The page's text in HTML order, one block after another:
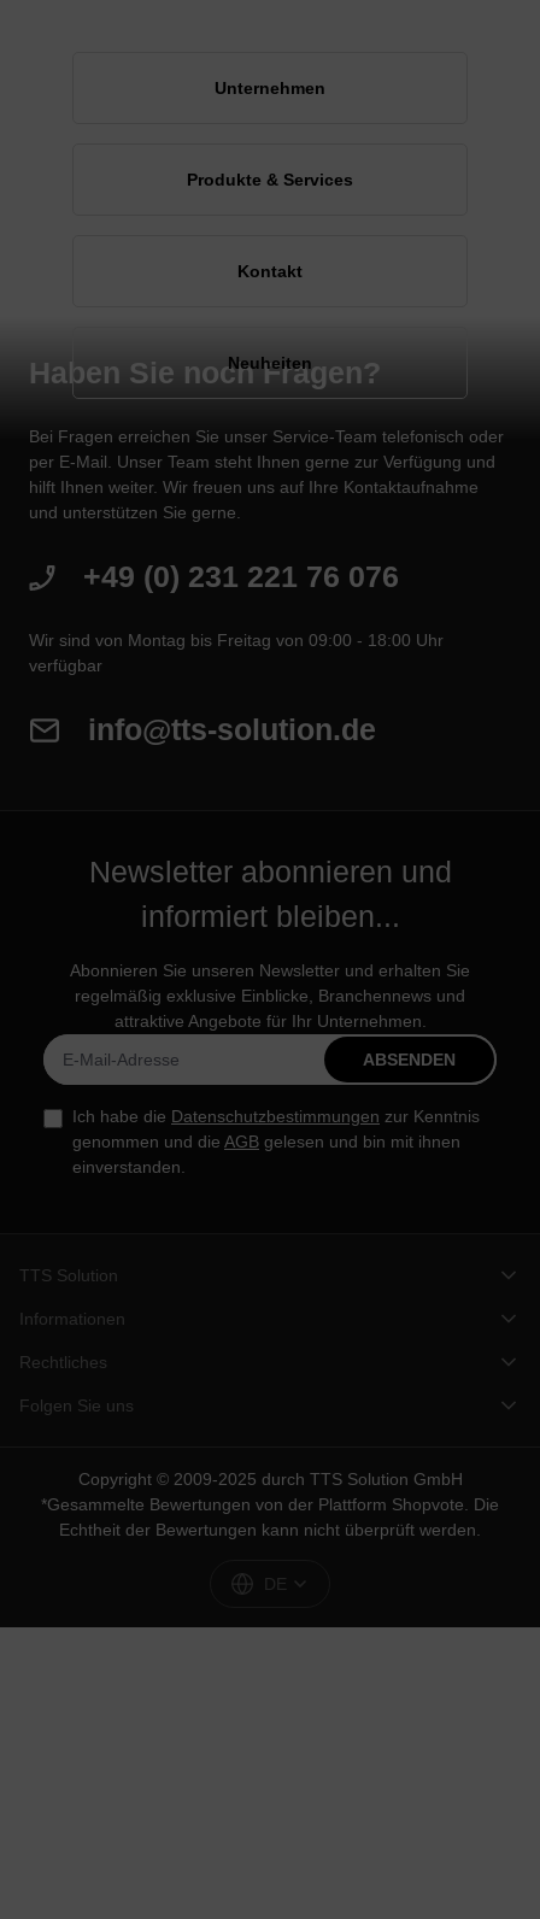
Unternehmen
Produkte & Services
Kontakt
Neuheiten
Haben Sie noch Fragen?
Bei Fragen erreichen Sie unser Service-Team telefonisch oder
per E-Mail. Unser Team steht Ihnen gerne zur Verfügung und
hilft Ihnen weiter. Wir freuen uns auf Ihre Kontaktaufnahme
und unterstützen Sie gerne.
+49 (0) 231 221 76 076
Wir sind von Montag bis Freitag von 09:00 - 18:00 Uhr
verfügbar
info@tts-solution.de
Newsletter abonnieren und
informiert bleiben...
Abonnieren Sie unseren Newsletter und erhalten Sie
regelmäßig exklusive Einblicke, Branchennews und
attraktive Angebote für Ihr Unternehmen.
ABSENDEN
Ich habe die Datenschutzbestimmungen zur Kenntnis
genommen und die AGB gelesen und bin mit ihnen
einverstanden.
TTS Solution
Informationen
Rechtliches
Folgen Sie uns
Copyright © 2009-2025 durch TTS Solution GmbH
*Gesammelte Bewertungen von der Plattform Shopvote. Die
Echtheit der Bewertungen kann nicht überprüft werden.
DE